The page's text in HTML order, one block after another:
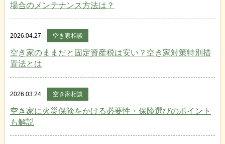
場合のメンテナンス方法は？
2026.04.27 空き家相談
空き家のままだと固定資産税は安い？空き家対策特別措
置法とは
2026.03.24 空き家相談
空き家に火災保険をかける必要性・保険選びのポイント
も解説